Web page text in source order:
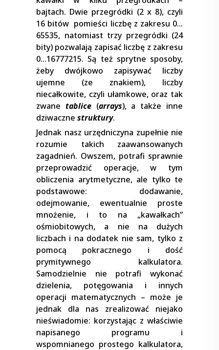
bajtach. Dwie przegródki (2 x 8), czyli
16 bitów pomieści liczbę z zakresu 0…
65535, natomiast trzy przegródki (24
bity) pozwalają zapisać liczbę z zakresu
0…16777215. Są też sprytne sposoby,
żeby dwójkowo zapisywać liczby
ujemne (ze znakiem), liczby
niecałkowite, czyli ułamkowe, oraz tak
zwane tablice(arrays), a także inne
dziwaczne struktury.
Jednak nasz urzędniczyna zupełnie nie
rozumie takich zaawansowanych
zagadnień. Owszem, potrafi sprawnie
przeprowadzić operacje, w tym
obliczenia arytmetyczne, ale tylko te
podstawowe: dodawanie,
odejmowanie, ewentualnie proste
mnożenie, i to na „kawałkach”
ośmiobitowych, a nie na dużych
liczbach i na dodatek nie sam, tylko z
pomocą pokracznego i dość
prymitywnego kalkulatora.
Samodzielnie nie potrafi wykonać
dzielenia, potęgowania i innych
operacji matematycznych – może je
jednak dla nas zrealizować niejako
nieświadomie: korzystając z właściwie
napisanego programu i
wspomnianego prostego kalkulatora,